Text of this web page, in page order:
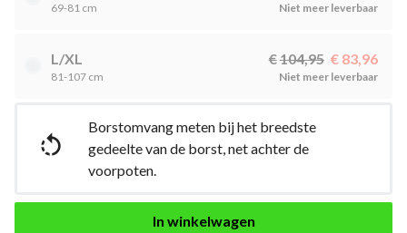
69-81 cm Niet meer leverbaar
L/XL
81-107 cm
104,95 83,96
Niet meer leverbaar

Borstomvang meten bij het breedste
gedeelte van de borst, net achter de
voorpoten.
In winkelwagen